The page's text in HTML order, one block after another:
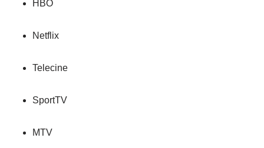
HBO
Netflix
Telecine
SportTV
MTV